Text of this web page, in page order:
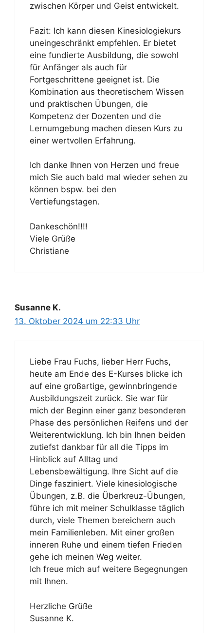
zwischen Körper und Geist entwickelt.
Fazit: Ich kann diesen Kinesiologiekurs
uneingeschränkt empfehlen. Er bietet
eine fundierte Ausbildung, die sowohl
für Anfänger als auch für
Fortgeschrittene geeignet ist. Die
Kombination aus theoretischem Wissen
und praktischen Übungen, die
Kompetenz der Dozenten und die
Lernumgebung machen diesen Kurs zu
einer wertvollen Erfahrung.
Ich danke Ihnen von Herzen und freue
mich Sie auch bald mal wieder sehen zu
können bspw. bei den
Vertiefungstagen.
Dankeschön!!!!
Viele Grüße
Christiane
Susanne K.
13. Oktober 2024 um 22:33 Uhr
Liebe Frau Fuchs, lieber Herr Fuchs,
heute am Ende des E-Kurses blicke ich
auf eine großartige, gewinnbringende
Ausbildungszeit zurück. Sie war für
mich der Beginn einer ganz besonderen
Phase des persönlichen Reifens und der
Weiterentwicklung. Ich bin Ihnen beiden
zutiefst dankbar für all die Tipps im
Hinblick auf Alltag und
Lebensbewältigung. Ihre Sicht auf die
Dinge fasziniert. Viele kinesiologische
Übungen, z.B. die Überkreuz-Übungen,
führe ich mit meiner Schulklasse täglich
durch, viele Themen bereichern auch
mein Familienleben. Mit einer großen
inneren Ruhe und einem tiefen Frieden
gehe ich meinen Weg weiter.
Ich freue mich auf weitere Begegnungen
mit Ihnen.
Herzliche Grüße
Susanne K.